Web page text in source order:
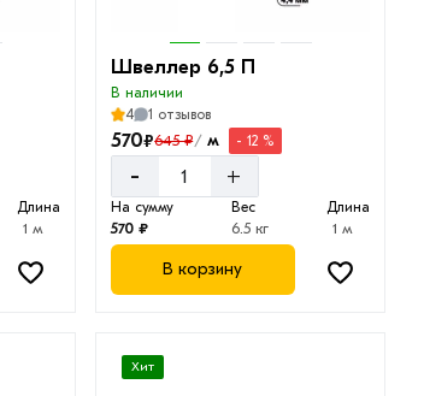
Длина
1 м
Швеллер 6,5 П
В наличии
4
1 отзывов
570₽645 ₽/ м - 12 %
- +
На сумму
570 ₽
Вес
6.5 кг
Длина
1 м
В корзину
Хит